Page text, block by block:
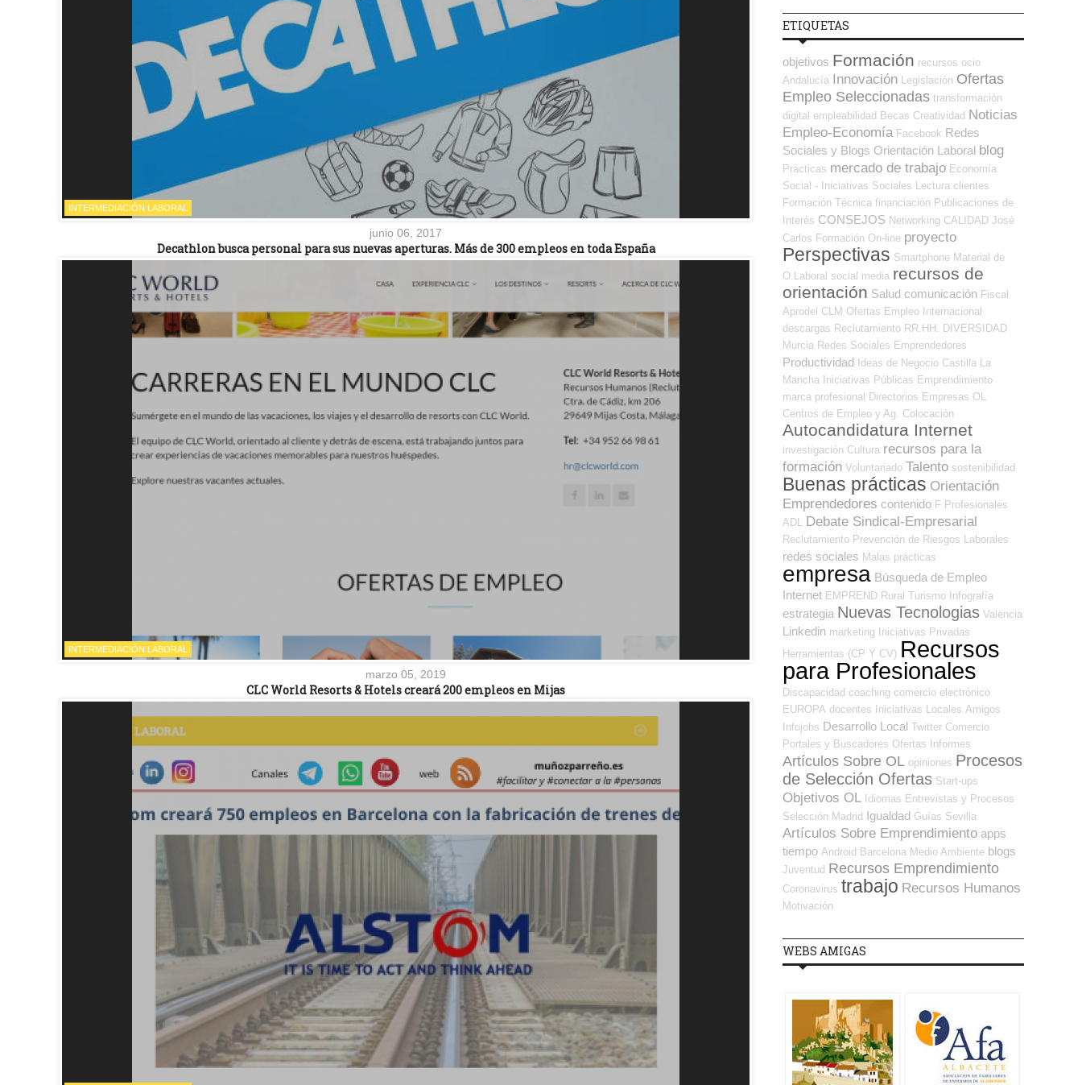
INTERMEDIACIÓN LABORAL
junio 06, 2017
Decathlon busca personal para sus nuevas aperturas. Más de 300 empleos en toda España
INTERMEDIACIÓN LABORAL
marzo 05, 2019
CLC World Resorts & Hotels creará 200 empleos en Mijas
ETIQUETAS
objetivos Formación recursos ocio
Andalucía Innovación Legislación Ofertas
Empleo Seleccionadas transformación
digital empleabilidad Becas Creatividad Noticias
Empleo-Economía Facebook Redes
Sociales y Blogs Orientación Laboral blog
Prácticas mercado de trabajo Economía
Social - Iniciativas Sociales
Lectura clientes
Formación Técnica financiación Publicaciones de
Interés CONSEJOS Networking CALIDAD José
Carlos Formación On-line proyecto
Perspectivas Smartphone Material de
O.Laboral social media recursos de
orientación Salud comunicación Fiscal
Aprodel CLM Ofertas Empleo Internacional
descargas Reclutamiento RR.HH.
DIVERSIDAD
Murcia Redes Sociales Emprendedores
Productividad Ideas de Negocio Castilla La
Mancha
Iniciativas Públicas Emprendimiento
marca profesional
Directorios Empresas OL
Centros de Empleo y Ag. Colocación
Autocandidatura Internet
investigación Cultura recursos para la
formación Voluntariado Talento sostenibilidad
Buenas prácticas Orientación
Emprendedores contenido F Profesionales
ADL
Debate Sindical-Empresarial
Reclutamiento Prevención de Riesgos Laborales
redes sociales Malas prácticas
empresa Búsqueda de Empleo
Internet EMPREND Rural Turismo Infografía
estrategia Nuevas Tecnologias Valencia
Linkedin marketing
Iniciativas Privadas
Herramientas (CP Y CV) Recursos
para Profesionales
Discapacidad coaching comercio electrónico
EUROPA docentes Iniciativas Locales Amigos
Infojobs Desarrollo Local Twitter Comercio
Portales y Buscadores Ofertas
Informes
Artículos Sobre OL opiniones Procesos
de Selección Ofertas Start-ups
Objetivos OL Idiomas Entrevistas y Procesos
Selección Madrid Igualdad Guías Sevilla
Artículos Sobre Emprendimiento apps
tiempo Android Barcelona Medio Ambiente blogs
Juventud Recursos Emprendimiento
Coronavirus trabajo Recursos Humanos
Motivación
WEBS AMIGAS